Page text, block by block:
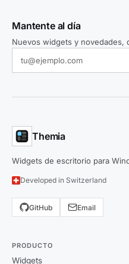
Mantente al día
Nuevos widgets y novedades,
Themia
Widgets de escritorio para
Developed in Switzerland
GitHub Email
PRODUCTO
Widgets